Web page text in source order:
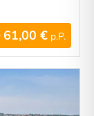
61,00 € p.P.